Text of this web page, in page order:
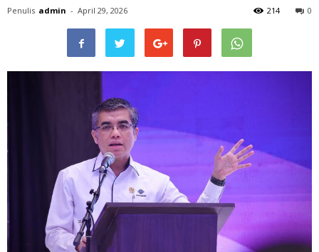
Penulis admin - April 29, 2026 0
214